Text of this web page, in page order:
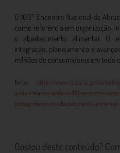
O 100º Encontro Nacional da
como referência em organização,
o abastecimento alimentar. O
integração, planejamento e
milhões de consumidores em todo
Fonte: https://www.ceasa.sc.gov.br/
santa-catarina-sedia-o-100-encontro-
protagonismo-no-abastecimento-
Gostou deste conteúdo?